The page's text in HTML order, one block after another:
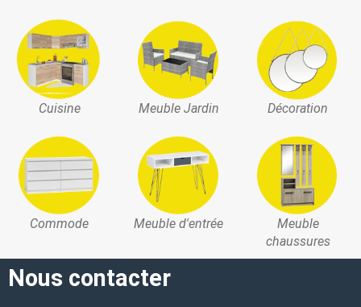
Cuisine Meuble Jardin Décoration
Commode Meuble d'entrée
Meuble
chaussures
Nous contacter